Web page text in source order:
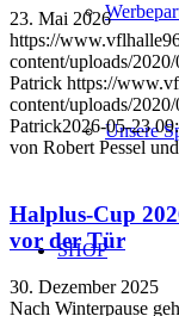
Unsere
SHOP
23. Mai 2026
https://
content/uploads/
Patrick https://
content/uploads/
Patrick2026-05-23
von Robert Pessel
Halplus-Cup
vor der Tür
30. Dezember 2025
Nach Winterpause